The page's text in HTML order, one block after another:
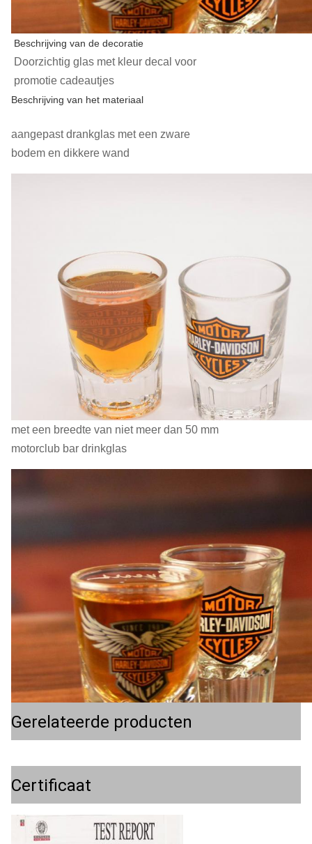
Beschrijving van de decoratie
Doorzichtig glas met kleur decal voor
promotie cadeautjes
Beschrijving van het materiaal
aangepast drankglas met een zware
bodem en dikkere wand
met een breedte van niet meer dan 50 mm
motorclub bar drinkglas
Gerelateerde producten
Certificaat